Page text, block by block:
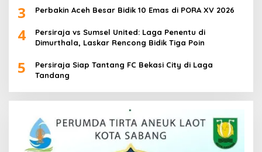
3 Perbakin Aceh Besar Bidik 10 Emas di PORA XV 2026
4
Persiraja vs Sumsel United: Laga Penentu di
Dimurthala, Laskar Rencong Bidik Tiga Poin
5
Persiraja Siap Tantang FC Bekasi City di Laga
Tandang